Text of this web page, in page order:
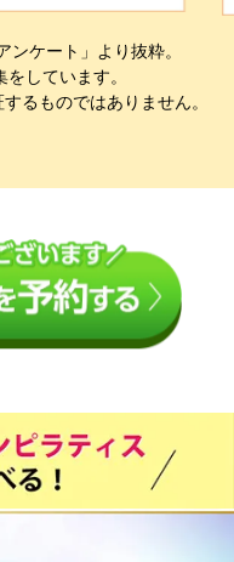
ケート」より抜粋。
しています。
るものではありません。